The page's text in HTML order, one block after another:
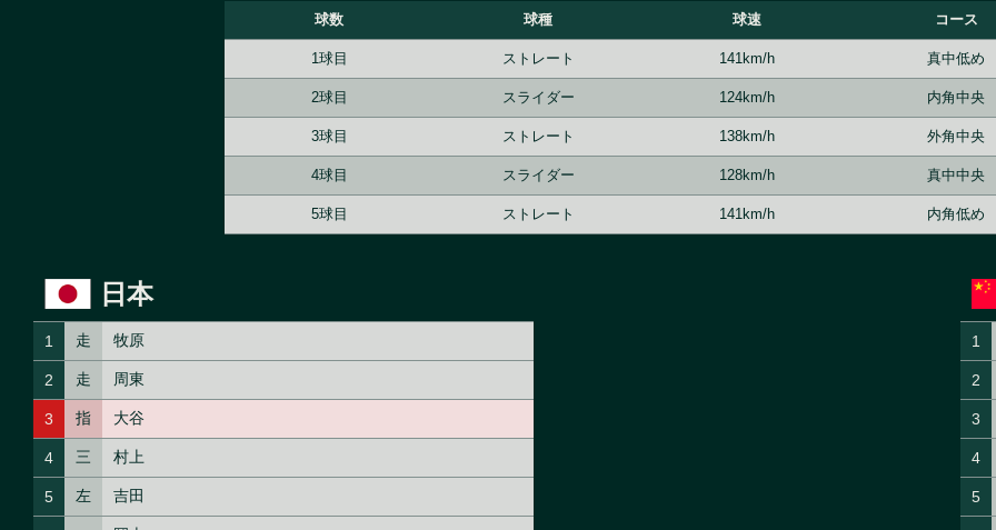
球数 球種 球速 コース
1球目 ストレート 141km/h 真中低め
2球目 スライダー 124km/h 内角中央
3球目 ストレート 138km/h 外角中央
4球目 スライダー 128km/h 真中中央
5球目 ストレート 141km/h 内角低め
日本
1 走 牧原
2 走 周東
3 指 大谷
4 三 村上
5 左 吉田
1
2
3
4
5